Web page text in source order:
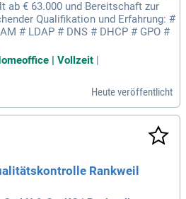
ab € 63.000 und Bereitschaft zur
Qualifikation und Erfahrung: #
# LDAP # DNS # DHCP # GPO #
| Vollzeit |
Heute veröffentlicht
Rankweil